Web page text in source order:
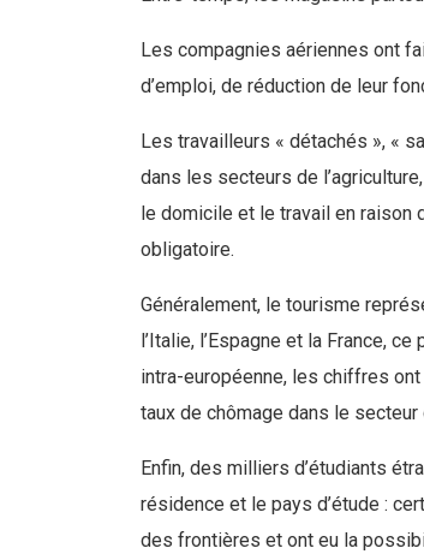
Les compagnies aériennes ont
d’emploi, de réduction de leur
Les travailleurs « détachés », «
dans les secteurs de
le domicile et le travail en raison
obligatoire.
Généralement, le tourisme
l’Italie, l’Espagne et la France,
intra-européenne, les chiffres
taux de chômage dans le secteur
Enfin, des milliers d’étudiants
résidence et le pays d’étude :
des frontières et ont eu la